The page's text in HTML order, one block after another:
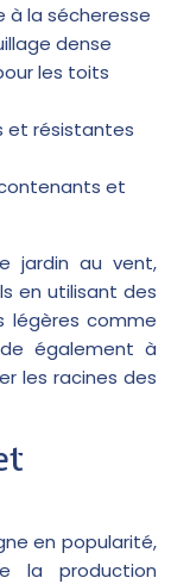
à la sécheresse
dense
les toits
et résistantes
et
jardin au vent,
en utilisant des
légères comme
également à
les racines des
en popularité,
la production